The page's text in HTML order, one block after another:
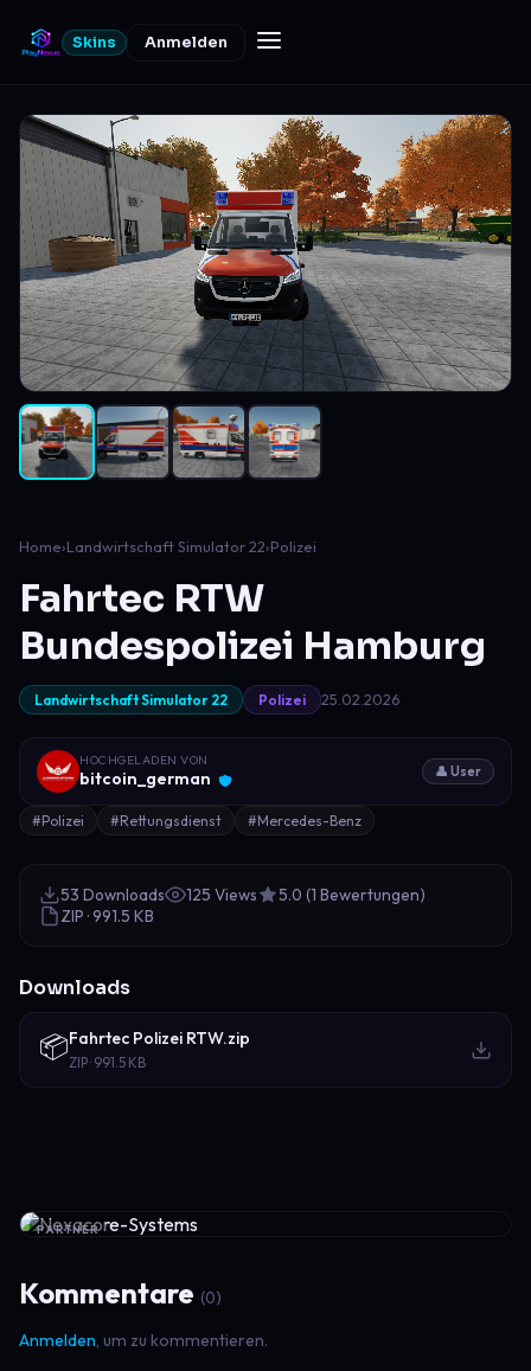
Skins Anmelden
Home›Landwirtschaft Simulator 22›Polizei
Fahrtec RTW
Bundespolizei Hamburg
Landwirtschaft Simulator 22 Polizei 25.02.2026
HOCHGELADEN VON
bitcoin_german 👤 User
#Polizei #Rettungsdienst #Mercedes-Benz
53 Downloads 125 Views
5.0 (1 Bewertungen)
ZIP · 991.5 KB
Downloads
📦Fahrtec Polizei RTW.zip
ZIP · 991.5 KB
PARTNER
Kommentare (0)
Anmelden, um zu kommentieren.